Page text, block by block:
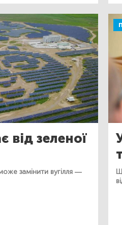
від зеленої
замінити вугілля —